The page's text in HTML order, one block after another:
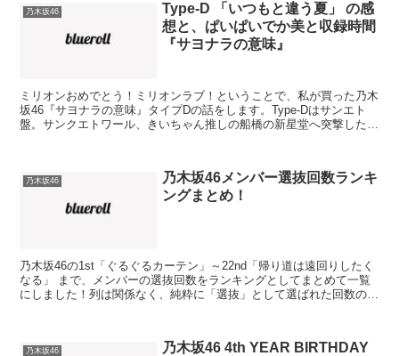
乃木坂46
Type-D 「いつもと違う夏」 の感
想と、ぱいぱいでか美と収録時間
『サヨナラの意味』
ミリオンおめでとう！ミリオンラブ！ということで、私が買った乃木
坂46『サヨナラの意味』タイプDの話をします。Type-Dはサンエト
盤。サンクエトワール、きいちゃん推しの船橋の新星堂へ突撃した模
乃木坂46
乃木坂46メンバー選抜回数ランキ
ングまとめ！
乃木坂46の1st「ぐるぐるカーテン」～22nd「帰り道は遠回りしたく
なる」 まで、メンバーの選抜回数をランキングとしてまとめて一覧
にしました！列は関係なく、純粋に「選抜」として選ばれた回数のま
乃木坂46
乃木坂46 4th YEAR BIRTHDAY